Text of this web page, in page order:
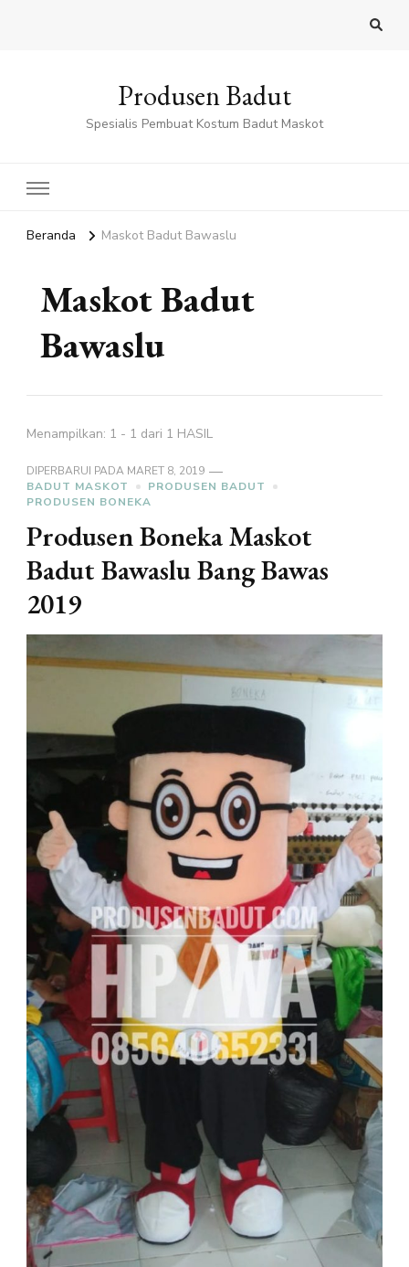
Produsen Badut
Spesialis Pembuat Kostum Badut Maskot
Beranda Maskot Badut Bawaslu
Maskot Badut
Bawaslu
Menampilkan: 1 - 1 dari 1 HASIL
DIPERBARUI PADA MARET 8, 2019
BADUT MASKOT
PRODUSEN BADUT
PRODUSEN BONEKA
Produsen Boneka Maskot
Badut Bawaslu Bang Bawas
2019